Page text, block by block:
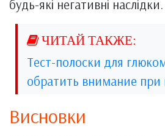
будь-які негативні наслідки.
Тест-полоски для
обратить внимание при
Висновки